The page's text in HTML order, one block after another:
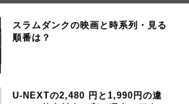
スラムダンクの映画と時系列・見る
順番は？
U-NEXTの2,480 円と1,990円の違